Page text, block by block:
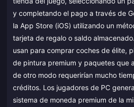
y completando el pago a través de
la App Store (iOS) utilizando un
tarjeta de regalo o saldo
usan para comprar coches de élite,
de pintura premium y paquetes que
de otro modo requerirían mucho
créditos. Los jugadores de PC
sistema de moneda premium de la